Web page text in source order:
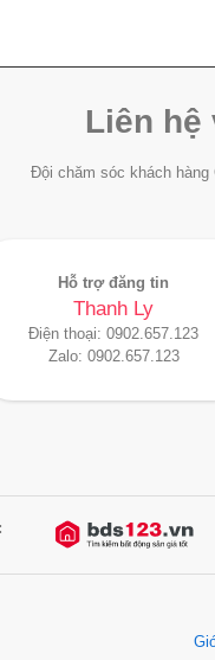
Liên
Đội chăm sóc khách hàng
Hỗ trợ đăng tin
Thanh Ly
Điện thoại: 0902.657.123
Zalo: 0902.657.123